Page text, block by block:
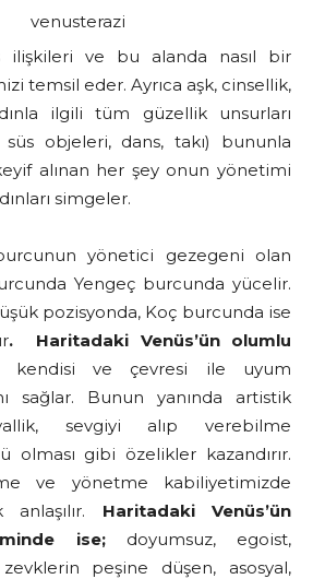
ilişkileri ve bu alanda nasıl bir
temsil eder. Ayrıca aşk, cinsellik,
ilgili tüm güzellik unsurları
objeleri, dans, takı) bununla
alınan her şey onun yönetimi
simgeler.
yönetici gezegeni olan
Yengeç burcunda yücelir.
pozisyonda, Koç burcunda ise
.
Haritadaki Venüs’ün olumlu
kendisi ve çevresi ile uyum
sağlar. Bunun yanında artistik
sevgiyi alıp verebilme
olması gibi özelikler kazandırır.
ve yönetme kabiliyetimizde
anlaşılır. Haritadaki Venüs’ün
ise;doyumsuz, egoist,
peşine düşen, asosyal,